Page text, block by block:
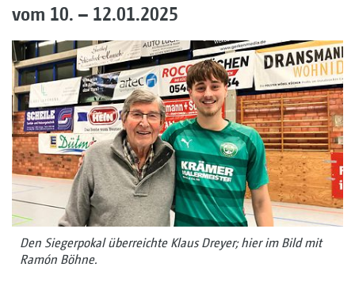
vom 10. – 12.01.2025
Den Siegerpokal überreichte Klaus Dreyer; hier im Bild mit
Ramón Böhne.